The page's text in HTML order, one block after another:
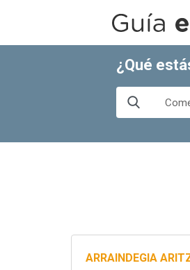
¿Qué
ARRAINDEGIA